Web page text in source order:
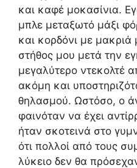
και καφέ μοκασίνια.
μπλε μεταξωτό μάξι
και κορδόνι με
στήθος μου μετά την
μεγαλύτερο ντεκολτέ
ακόμη και
θηλασμού. Ωστόσο, ο
φαινόταν να έχει
ήταν σκοτεινά στο
ότι πολλοί από τους
λύκειο δεν θα